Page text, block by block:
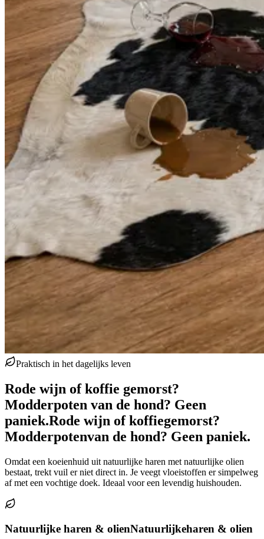
Praktisch in het dagelijks leven
Rode wijn of koffie gemorst?
Modderpoten van de hond? Geen
paniek.Rode wijn of koffiegemorst?
Modderpotenvan de hond? Geen paniek.
Omdat een koeienhuid uit natuurlijke haren met natuurlijke olien
bestaat, trekt vuil er niet direct in. Je veegt vloeistoffen er simpelweg
af met een vochtige doek. Ideaal voor een levendig huishouden.
Natuurlijke haren & olienNatuurlijkeharen & olien